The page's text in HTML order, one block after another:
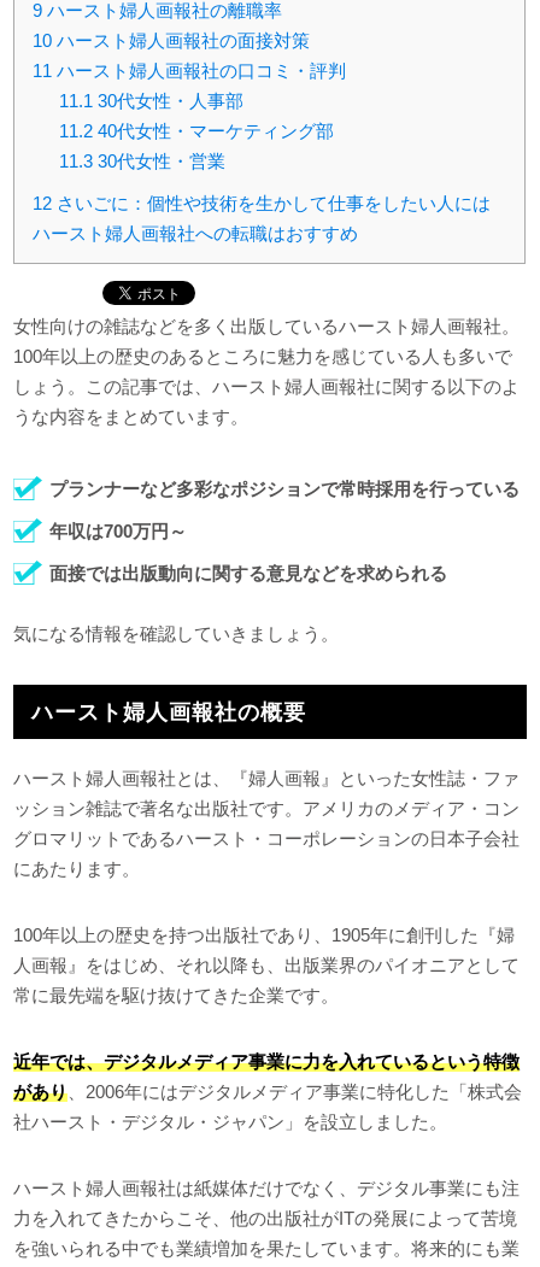
9 ハースト婦人画報社の離職率
10 ハースト婦人画報社の面接対策
11 ハースト婦人画報社の口コミ・評判
11.1 30代女性・人事部
11.2 40代女性・マーケティング部
11.3 30代女性・営業
12 さいごに：個性や技術を生かして仕事をしたい人には
ハースト婦人画報社への転職はおすすめ
女性向けの雑誌などを多く出版しているハースト婦人画報社。
100年以上の歴史のあるところに魅力を感じている人も多いで
しょう。この記事では、ハースト婦人画報社に関する以下のよ
うな内容をまとめています。
プランナーなど多彩なポジションで常時採用を行っている
年収は700万円～
面接では出版動向に関する意見などを求められる
気になる情報を確認していきましょう。
ハースト婦人画報社の概要
ハースト婦人画報社とは、『婦人画報』といった女性誌・ファ
ッション雑誌で著名な出版社です。アメリカのメディア・コン
グロマリットであるハースト・コーポレーションの日本子会社
にあたります。
100年以上の歴史を持つ出版社であり、1905年に創刊した『婦
人画報』をはじめ、それ以降も、出版業界のパイオニアとして
常に最先端を駆け抜けてきた企業です。
近年では、デジタルメディア事業に力を入れているという特徴
があり、2006年にはデジタルメディア事業に特化した「株式会
社ハースト・デジタル・ジャパン」を設立しました。
ハースト婦人画報社は紙媒体だけでなく、デジタル事業にも注
力を入れてきたからこそ、他の出版社がITの発展によって苦境
を強いられる中でも業績増加を果たしています。将来的にも業